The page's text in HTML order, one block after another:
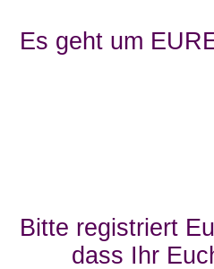
Es geht um
Bitte registriert
dass Ihr